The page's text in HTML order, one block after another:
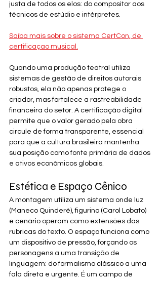
justa de todos os elos: do compositor aos
técnicos de estúdio e intérpretes.
Saiba mais sobre o sistema CertCon, de
certificaçao musical.
Quando uma produção teatral utiliza
sistemas de gestão de direitos autorais
robustos, ela não apenas protege o
criador, mas fortalece a rastreabilidade
financeira do setor. A certificação digital
permite que o valor gerado pela obra
circule de forma transparente, essencial
para que a cultura brasileira mantenha
sua posição como fonte primária de dados
e ativos econômicos globais.
Estética e Espaço Cênico
A montagem utiliza um sistema onde luz
(Maneco Quinderé), figurino (Carol Lobato)
e cenário operam como extensões das
rubricas do texto. O espaço funciona como
um dispositivo de pressão, forçando os
personagens a uma transição de
linguagem: do formalismo clássico a uma
fala direta e urgente. É um campo de